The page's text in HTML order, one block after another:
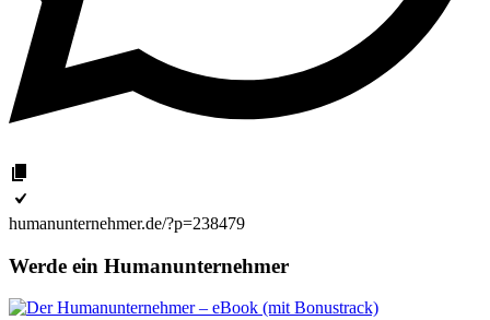
humanunternehmer.de/?p=238479
Werde ein Humanunternehmer